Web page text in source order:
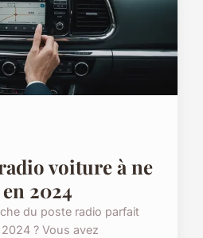
voiture à ne
2024
du poste radio parfait
? Vous avez